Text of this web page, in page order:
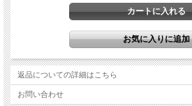
返品についての詳細はこちら
お問い合わせ